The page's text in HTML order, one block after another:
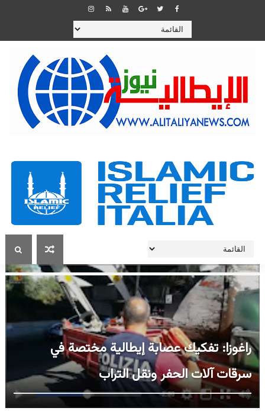
راغوزا: تفكيك عصابة إيطالية مختصة في
سرقات آلات الحفر ونقل التراب